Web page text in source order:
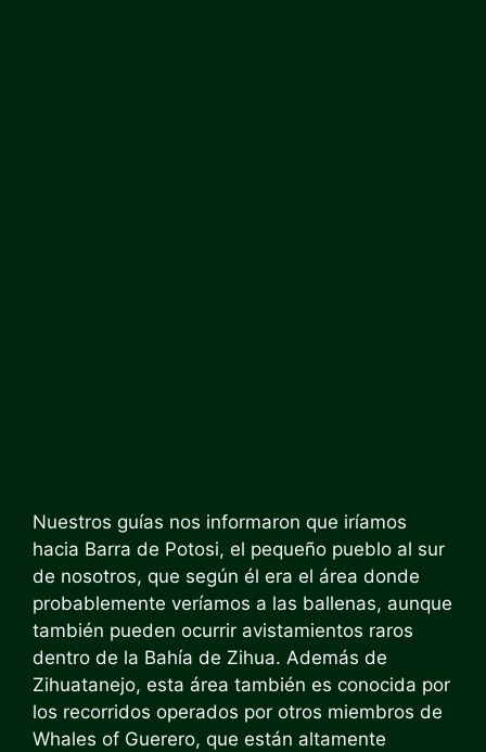
Nuestros guías nos informaron que iríamos
hacia Barra de Potosi, el pequeño pueblo al sur
de nosotros, que según él era el área donde
probablemente veríamos a las ballenas, aunque
también pueden ocurrir avistamientos raros
dentro de la Bahía de Zihua. Además de
Zihuatanejo, esta área también es conocida por
los recorridos operados por otros miembros de
Whales of Guerero, que están altamente